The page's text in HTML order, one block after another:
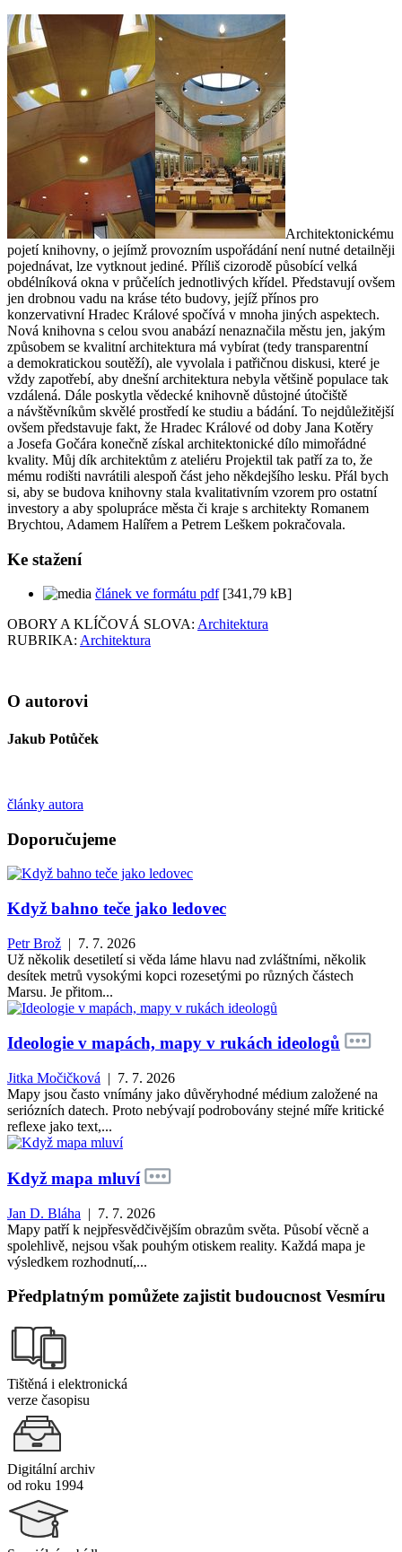
Architektonickému
pojetí knihovny, o jejímž provozním uspořádání není nutné detailněji
pojednávat, lze vytknout jediné. Příliš cizorodě působící velká
obdélníková okna v průčelích jednotlivých křídel. Představují ovšem
jen drobnou vadu na kráse této budovy, jejíž přínos pro
konzervativní Hradec Králové spočívá v mnoha jiných aspektech.
Nová knihovna s celou svou anabází nenaznačila městu jen, jakým
způsobem se kvalitní architektura má vybírat (tedy transparentní
a demokratickou soutěží), ale vyvolala i patřičnou diskusi, které je
vždy zapotřebí, aby dnešní architektura nebyla většině populace tak
vzdálená. Dále poskytla vědecké knihovně důstojné útočiště
a návštěvníkům skvělé prostředí ke studiu a bádání. To nejdůležitější
ovšem představuje fakt, že Hradec Králové od doby Jana Kotěry
a Josefa Gočára konečně získal architektonické dílo mimořádné
kvality. Můj dík architektům z ateliéru Projektil tak patří za to, že
mému rodišti navrátili alespoň část jeho někdejšího lesku. Přál bych
si, aby se budova knihovny stala kvalitativním vzorem pro ostatní
investory a aby spolupráce města či kraje s architekty Romanem
Brychtou, Adamem Halířem a Petrem Leškem pokračovala.
Ke stažení
článek ve formátu pdf[341,79 kB]
OBORY A KLÍČOVÁ SLOVA: Architektura
RUBRIKA: Architektura
O autorovi
Jakub Potůček
články autora
Doporučujeme
Když bahno teče jako ledovec
Petr Brož | 7. 7. 2026
Už několik desetiletí si věda láme hlavu nad zvláštními, několik
desítek metrů vysokými kopci rozesetými po různých částech
Marsu. Je přitom...
Ideologie v mapách, mapy v rukách ideologů
Jitka Močičková | 7. 7. 2026
Mapy jsou často vnímány jako důvěryhodné médium založené na
seriózních datech. Proto nebývají podrobovány stejné míře kritické
reflexe jako text,...
Když mapa mluví
Jan D. Bláha | 7. 7. 2026
Mapy patří k nejpřesvědčivějším obrazům světa. Působí věcně a
spolehlivě, nejsou však pouhým otiskem reality. Každá mapa je
výsledkem rozhodnutí,...
Předplatným pomůžete zajistit budoucnost Vesmíru
Tištěná i elektronická
verze časopisu
Digitální archiv
od roku 1994